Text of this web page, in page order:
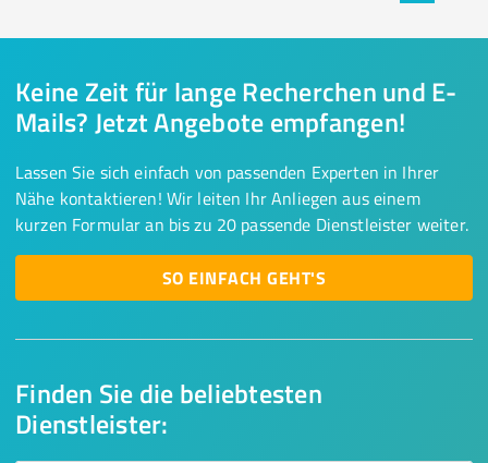
Finden Sie die beliebtesten
Dienstleister:
Keine Zeit für lange Recherchen und E-
Mails? Jetzt Angebote empfangen!
Lassen Sie sich einfach von passenden Experten in Ihrer
Nähe kontaktieren! Wir leiten Ihr Anliegen aus einem
kurzen Formular an bis zu 20 passende Dienstleister weiter.
SO EINFACH GEHT'S